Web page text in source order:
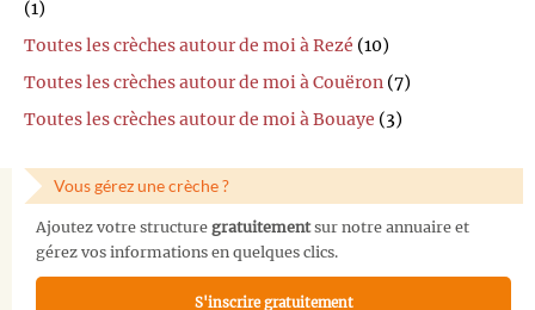
(1)
Toutes les crèches autour de moi à Rezé (10)
Toutes les crèches autour de moi à Couëron (7)
Toutes les crèches autour de moi à Bouaye (3)
Vous gérez une crèche ?
Ajoutez votre structure gratuitementsur notre annuaire et
gérez vos informations en quelques clics.
S'inscrire gratuitement